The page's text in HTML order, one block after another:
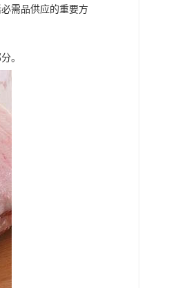
需品供应的重要方
。